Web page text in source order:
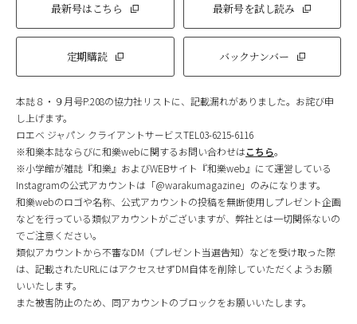
最新号はこちら 最新号を試し読み
定期購読 バックナンバー
本誌８・９月号P.208の協力社リストに、記載漏れがありました。お詫び申
し上げます。
ロエベ ジャパン クライアントサービスTEL03-6215-6116
※和樂本誌ならびに和樂webに関するお問い合わせはこちら。
※小学館が雑誌『和樂』およびWEBサイト『和樂web』にて運営している
Instagramの公式アカウントは「@warakumagazine」のみになります。
和樂webのロゴや名称、公式アカウントの投稿を無断使用しプレゼント企画
などを行っている類似アカウントがございますが、弊社とは一切関係ないの
でご注意ください。
類似アカウントから不審なDM（プレゼント当選告知）などを受け取った際
は、記載されたURLにはアクセスせずDM自体を削除していただくようお願
いいたします。
また被害防止のため、同アカウントのブロックをお願いいたします。